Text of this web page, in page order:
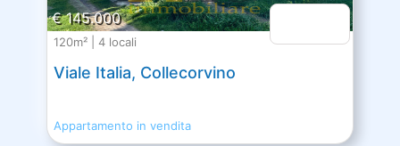
€ 145.000
120m² | 4 locali
Viale Italia, Collecorvino
Appartamento in vendita